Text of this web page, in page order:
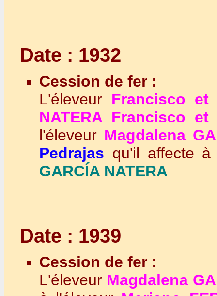
Date : 1932
Cession de fer :
L'éleveur Francisco et
NATERA Francisco et
l'éleveur Magdalena
Pedrajas qu'il affecte
GARCÍA NATERA
Date : 1939
Cession de fer :
L'éleveur Magdalena